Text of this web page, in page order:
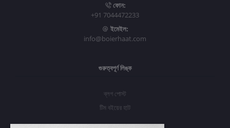
ফোন:
+91 7044472233
ইমেইল:
info@boierhaat.com
গুরুত্বপূর্ণ লিঙ্ক
ব্লগ পোস্ট
টিম বইয়ের হাট